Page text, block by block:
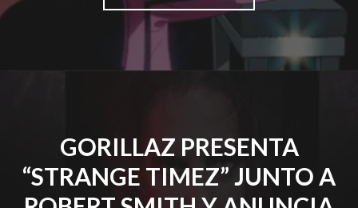
PRESENTA
‘THE
PHANTOM’
Y
6LACK"
GORILLAZ PRESENTA
“STRANGE TIMEZ” JUNTO A